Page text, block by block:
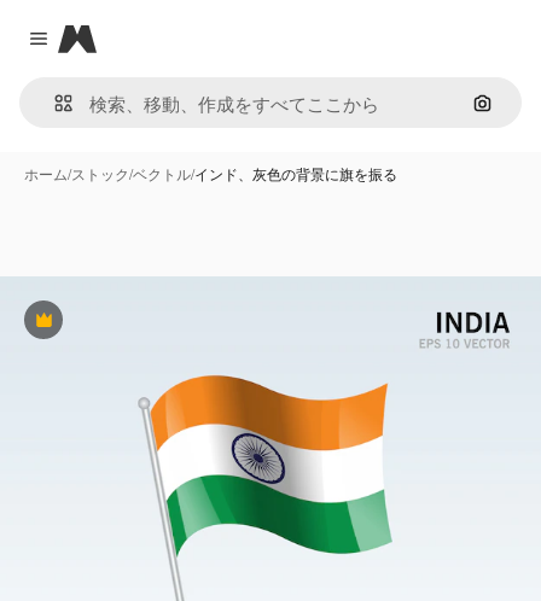
Close menu
Magnific
画像で
ホーム/ストック/ベクトル/インド、灰色の背景に旗を振る
Premium